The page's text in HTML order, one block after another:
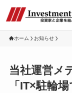
ホーム お知らせ
当社運営メ
「IT×駐輪